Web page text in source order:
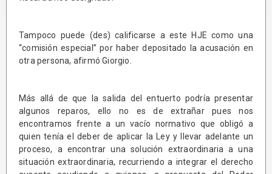
Tampoco puede (des) calificarse a este HJE como una
“comisión especial” por haber depositado la acusación en
otra persona, afirmó Giorgio.
Más allá de que la salida del entuerto podría presentar
algunos reparos, ello no es de extrañar pues nos
encontramos frente a un vacío normativo que obligó a
quien tenía el deber de aplicar la Ley y llevar adelante un
proceso, a encontrar una solución extraordinaria a una
situación extraordinaria, recurriendo a integrar el derecho